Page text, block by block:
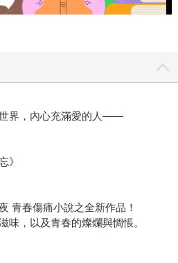
界，內心充滿愛的人——
》
青春傷痛小說之全新作品！
味，以及青春的燦爛與惆悵。